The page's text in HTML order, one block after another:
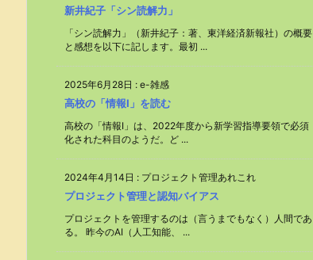
新井紀子「シン読解力」
「シン読解力」（新井紀子：著、東洋経済新報社）の概要
と感想を以下に記します。最初 ...
2025年6月28日 : e-雑感
高校の「情報Ⅰ」を読む
高校の「情報Ⅰ」は、2022年度から新学習指導要領で必須
化された科目のようだ。ど ...
2024年4月14日 : プロジェクト管理あれこれ
プロジェクト管理と認知バイアス
プロジェクトを管理するのは（言うまでもなく）人間であ
る。 昨今のAI（人工知能、 ...